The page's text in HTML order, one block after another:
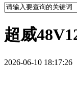
超威
2026-06-10 18:17:26